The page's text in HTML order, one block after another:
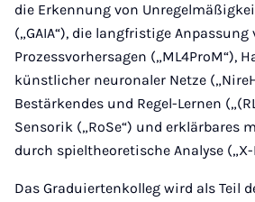
die Erkennung von
(„GAIA“), die langfristige Anpassung
Prozessvorhersagen („ML4ProM“),
künstlicher neuronaler Netze
Bestärkendes und Regel-Lernen
Sensorik („RoSe“) und erklärbares
durch spieltheoretische Analyse („X-
Das Graduiertenkolleg wird als Teil